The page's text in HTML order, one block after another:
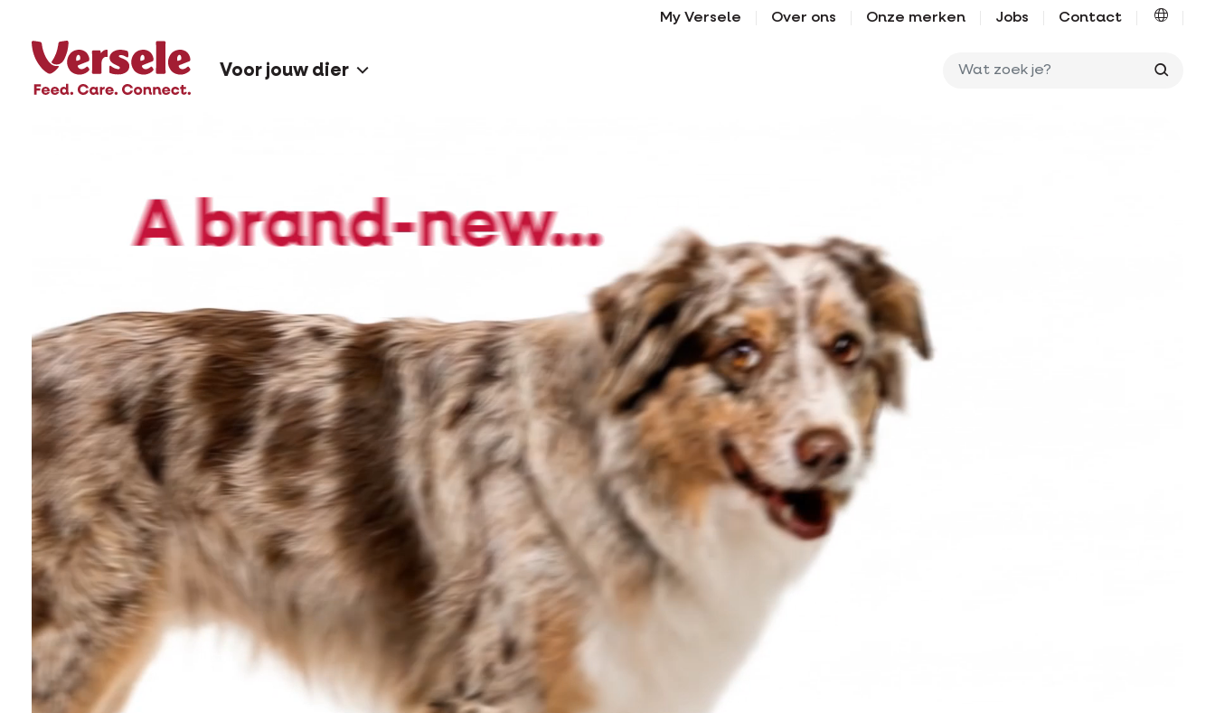
My Versele Over ons Onze merken Jobs Contact
Voor jouw dier